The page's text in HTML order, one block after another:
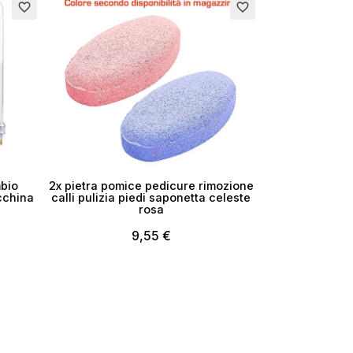
favorite_border favorite_border
2x pietra pomice pedicure rimozione
calli pulizia piedi saponetta celeste
rosa
9,55 €